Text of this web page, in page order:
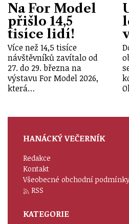
Na For Model
přišlo 14,5
tisíce lidí!
Více než 14,5 tisíce
návštěvníků zavítalo od
27. do 29. března na
výstavu For Model 2026,
která…
HANÁCKÝ VEČERNÍK
Redakce
Kontakt
Všeobecné obchodní
RSS
KATEGORIE